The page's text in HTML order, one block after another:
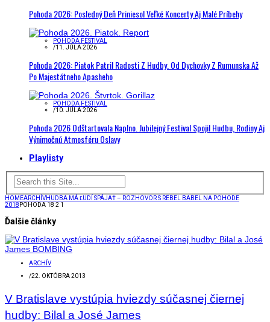
Pohoda 2026: Posledný Deň Priniesol Veľké Koncerty Aj Malé Príbehy
POHODA FESTIVAL
/11. JÚLA 2026
Pohoda 2026: Piatok Patril Radosti Z Hudby. Od Dychovky Z Rumunska Až
Po Majestátneho Apasheho
POHODA FESTIVAL
/10. JÚLA 2026
Pohoda 2026 Odštartovala Naplno. Jubilejný Festival Spojil Hudbu, Rodiny Aj
Výnimočnú Atmosféru Oslavy
Playlisty
HOMEARCHÍVHUDBA MÁ ĽUDÍ SPÁJAŤ – ROZHOVOR S REBEL BABEL NA POHODE
2018 POHODA 18 2 1
Ďalšie články
ARCHÍV
/22. OKTÓBRA 2013
V Bratislave vystúpia hviezdy súčasnej čiernej
hudby: Bilal a José James